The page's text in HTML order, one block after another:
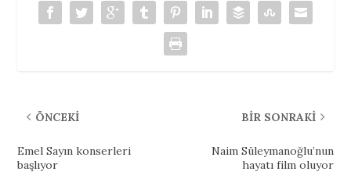
ÖNCEKI
Emel Sayın konserleri
başlıyor
BIR SONRAKI
Naim Süleymanoğlu’nun
hayatı film oluyor